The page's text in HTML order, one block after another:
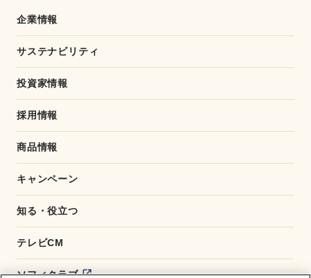
企業情報
サステナビリティ
投資家情報
採用情報
商品情報
キャンペーン
知る・役立つ
テレビCM
ソフィクラブ